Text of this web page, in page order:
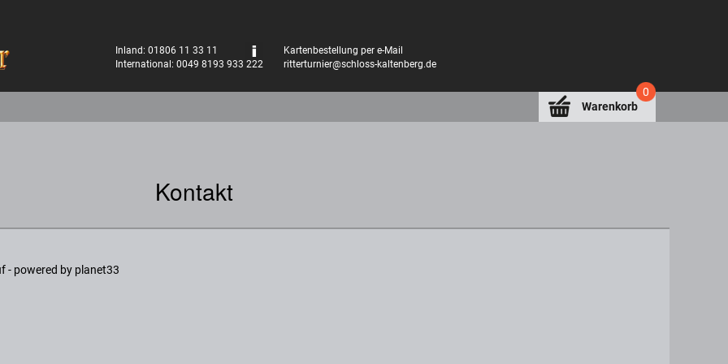
Inland: 01806 11 33 11
International: 0049 8193 933 222
Kartenbestellung per e-Mail
ritterturnier@schloss-kaltenberg.de
Warenkorb
0
Kontakt
- powered by planet33